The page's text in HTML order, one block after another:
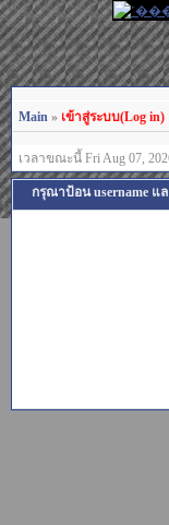
Main » เข้าสู่ระบบ(Log in)
เวลาขณะนี้ Fri Aug 07,
กรุณาป้อน username แ